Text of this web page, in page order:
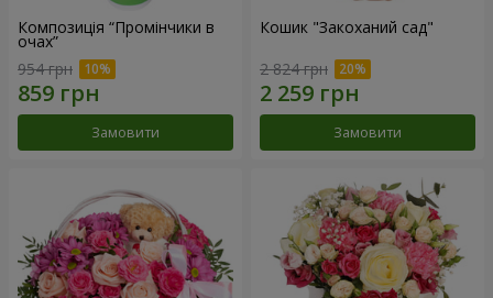
Композиція “Промінчики в
очах”
954 грн
Замовити
Кошик "Закоханий сад"
2 824 грн
Замовити